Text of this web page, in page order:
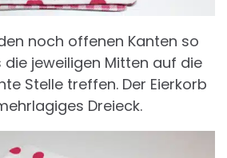
noch offenen Kanten so
die jeweiligen Mitten auf die
Stelle treffen. Der Eierkorb
Dreieck.